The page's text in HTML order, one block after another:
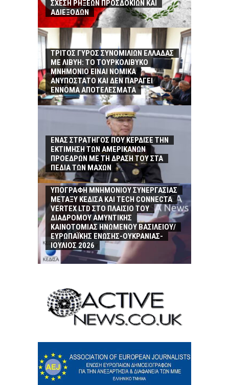
ΣΧΕΣΗ ΡΗΞΕΩΝ ΠΡΟΣΔΟΚΙΩΝ ΚΑΙ
ΑΔΙΕΞΟΔΩΝ
ΤΡΙΤΟΣ ΓΥΡΟΣ ΣΥΝΟΜΙΛΙΩΝ ΕΛΛΑΔΑΣ
ΜΕ ΛΙΒΥΗ: ΤΟ ΤΟΥΡΚΟΛΙΒΥΚΟ
ΜΝΗΜΟΝΙΟ ΕΙΝΑΙ ΝΟΜΙΚΑ
ΑΝΥΠΟΣΤΑΤΟ ΚΑΙ ΔΕΝ ΠΑΡΑΓΕΙ
ΕΝΝΟΜΑ ΑΠΟΤΕΛΕΣΜΑΤΑ
ΕΝΑΣ ΣΤΡΑΤΗΓΟΣ ΠΟΥ ΚΕΡΔΙΣΕ ΤΗΝ
ΕΚΤΙΜΗΣΗ ΤΩΝ ΑΜΕΡΙΚΑΝΩΝ
ΠΡΟΕΔΡΩΝ ΜΕ ΤΗ ΔΡΑΣΗ ΤΟΥ ΣΤΑ
ΠΕΔΙΑ ΤΩΝ ΜΑΧΩΝ
ΥΠΟΓΡΑΦΗ MΝΗΜΟΝΙΟΥ ΣΥΝΕΡΓΑΣΙΑΣ
ΜΕΤΑΞΥ ΚΕΔΙΣΑ ΚΑΙ TECH CONNECTA
VERTEX LTD ΣΤΟ ΠΛΑΙΣΙΟ ΤΟΥ
ΔΙΑΔΡΟΜΟΥ ΑΜΥΝΤΙΚΗΣ
ΚΑΙΝΟΤΟΜΙΑΣ ΗΝΩΜΕΝΟΥ ΒΑΣΙΛΕΙΟΥ/
ΕΥΡΩΠΑΪΚΗΣ ΕΝΩΣΗΣ-ΟΥΚΡΑΝΙΑΣ-
ΙΟΥΛΙΟΣ 2026